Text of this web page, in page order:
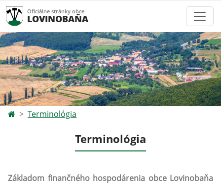
Oficiálne stránky obce
LOVINOBAŇA
Terminológia
Terminológia
Základom finančného hospodárenia obce Lovinobaňa